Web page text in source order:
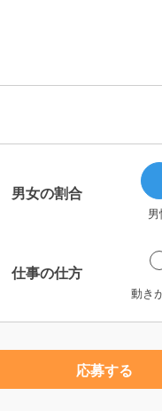
男女の割合
男
仕事の仕方
動き
応募する